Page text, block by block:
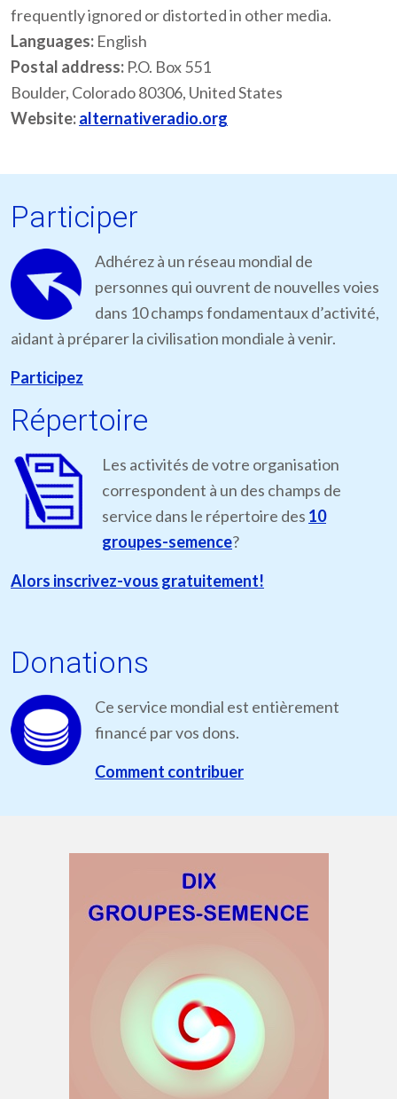
frequently ignored or distorted in other media.
Languages: English
Postal address: P.O. Box 551
Boulder, Colorado 80306, United States
Website:alternativeradio.org
Participer
Adhérez à un réseau mondial de
personnes qui ouvrent de nouvelles voies
dans 10 champs fondamentaux d’activité,
aidant à préparer la civilisation mondiale à venir.
Participez
Répertoire
Les activités de votre organisation
correspondent à un des champs de
service dans le répertoire des 10
groupes-semence?
Alors inscrivez-vous gratuitement!
Donations
Ce service mondial est entièrement
financé par vos dons.
Comment contribuer